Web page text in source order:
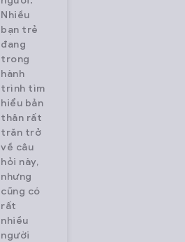
Nhiều
bạn trẻ
đang
trong
hành
trình tìm
hiểu bản
thân rất
trăn trở
về câu
hỏi này,
nhưng
cũng có
rất
nhiều
người
Vietnam’s
No.1 online
bus ticketing
platform,
connecting
over 2,000
transport
operators
and serving
millions of
passengers
every month.
We pioneer